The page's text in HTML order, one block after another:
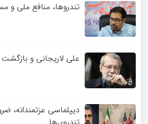
تندروها، منافع ملی و
علی لاریجانی و
دیپلماسی عزتمندانه،